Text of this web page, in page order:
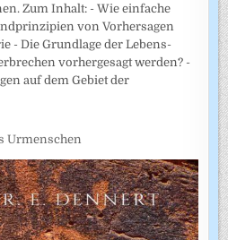
Zum Inhalt: - Wie einfache
von Vorhersagen
- Die Grundlage der Lebens­
vorhergesagt werden? -
auf dem Gebiet der
Urmenschen